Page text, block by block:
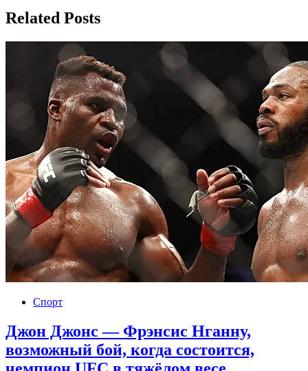
Related Posts
Спорт
Джон Джонс — Фрэнсис Нганну,
возможный бой, когда состоится,